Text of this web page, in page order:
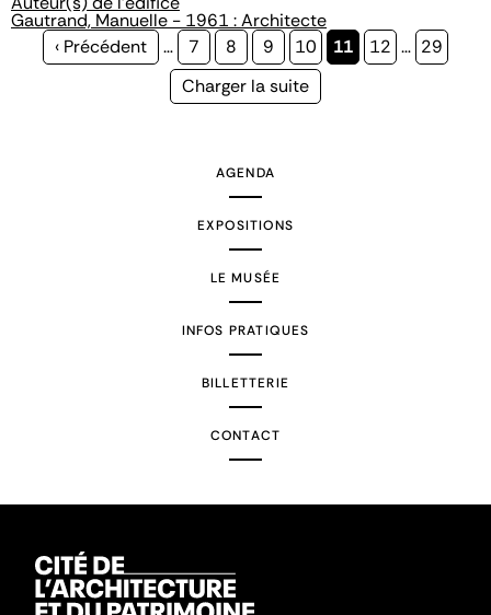
Gautrand, Manuelle - 1961 : Architecte
Page
‹ Précédent … Page
7 Page
8 Page
9 Page
10
Page
11 Page
12 … Page
29
Page
Charger la suite
AGENDA
EXPOSITIONS
LE MUSÉE
INFOS PRATIQUES
BILLETTERIE
CONTACT